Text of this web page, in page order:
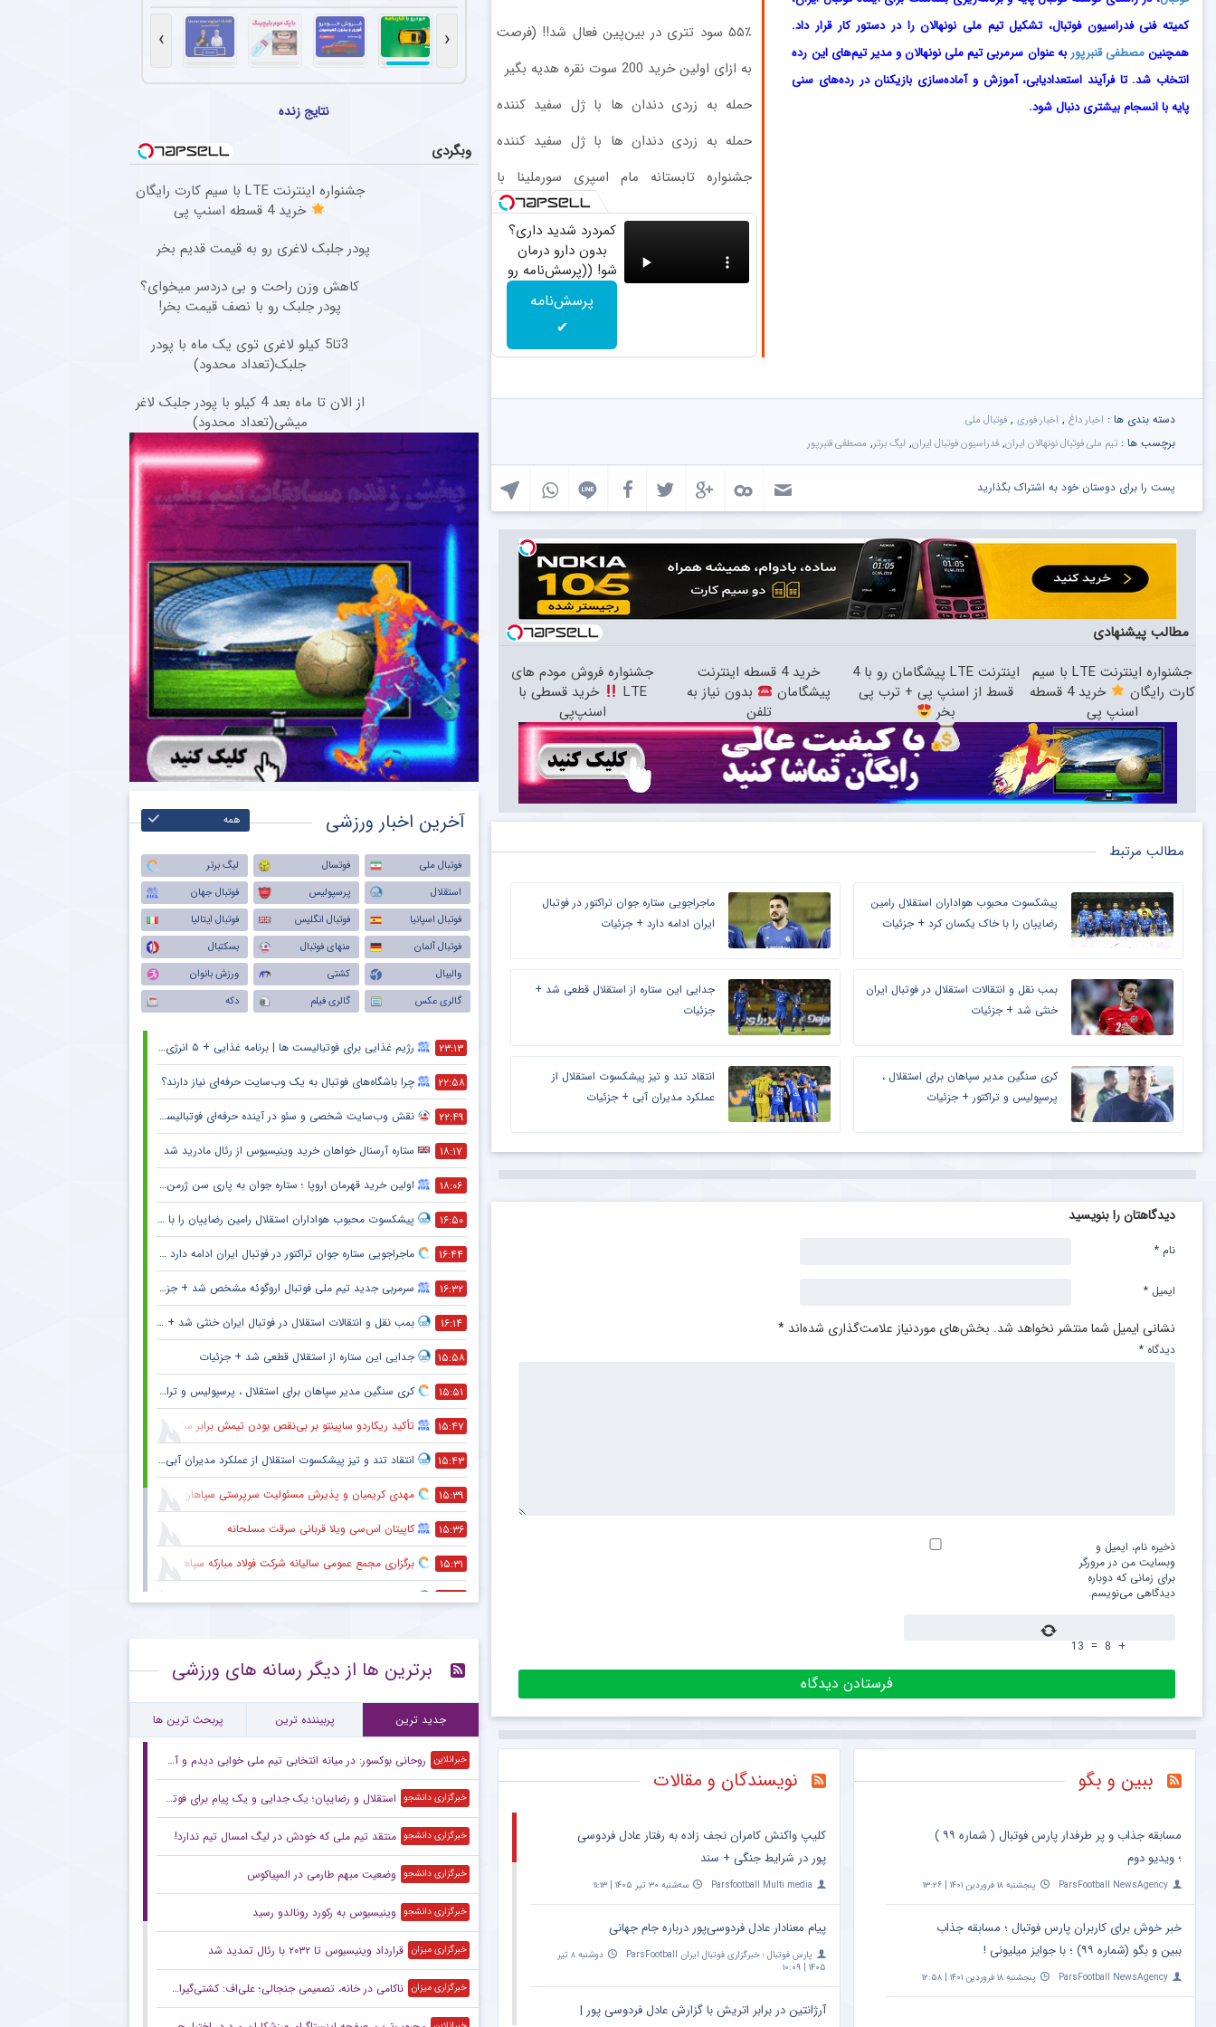
۵۵٪ سود تتری در بین‌پین فعال شد!! (فرصت
به ازای اولین خرید 200 سوت نقره هدیه بگیر
حمله به زردی دندان ها با ژل سفید کننده
حمله به زردی دندان ها با ژل سفید کننده
جشنواره تابستانه مام اسپری سورملینا با
کمردرد شدید داری؟
بدون دارو درمان
شو! ((پرسش‌نامه رو
پر کن))
پرسش‌نامه
✔
کمیته فنی فدراسیون فوتبال، تشکیل تیم ملی نونهالان را در دستور کار قرار داد.
همچنینمصطفی قنبرپوربه عنوان سرمربی تیم ملی نونهالان و مدیر تیم‌های این رده
انتخاب شد. تا فرآیند استعدادیابی، آموزش و آماده‌سازی بازیکنان در رده‌های سنی
پایه با انسجام بیشتری دنبال شود.
دسته بندی ها : اخبار داغ , اخبار فوری , فوتبال ملی
برچسب ها : تیم ملی فوتبال نونهالان ایران, فدراسیون فوتبال ایران, لیگ برتر, مصطفی قنبرپور
پست را برای دوستان خود به اشتراک بگذارید
مطالب پیشنهادی
جشنواره اینترنت LTE با سیم
کارت رایگان
خرید 4 قسطه
اسنپ پی
اینترنت LTE پیشگامان رو با 4
قسط از اسنپ پی + ترب پی
بخر
خرید 4 قسطه اینترنت
پیشگامان
بدون نیاز به
تلفن
جشنواره فروش مودم های
LTE
خرید قسطی با
اسنپ‌پی
مطالب مرتبط
پیشکسوت محبوب هواداران استقلال رامین
رضاییان را با خاک یکسان کرد + جزئیات
ماجراجویی ستاره جوان تراکتور در فوتبال
ایران ادامه دارد + جزئیات
بمب نقل و انتقالات استقلال در فوتبال ایران
خنثی شد + جزئیات
جدایی این ستاره از استقلال قطعی شد +
جزئیات
کری سنگین مدیر سپاهان برای استقلال ،
پرسپولیس و تراکتور + جزئیات
انتقاد تند و تیز پیشکسوت استقلال از
عملکرد مدیران آبی + جزئیات
دیدگاهتان را بنویسید
نشانی ایمیل شما منتشر نخواهد شد. بخش‌های موردنیاز علامت‌گذاری شده‌اند *
دیدگاه *
نام *
ایمیل *
ذخیره نام، ایمیل و
وبسایت من در مرورگر
برای زمانی که دوباره
دیدگاهی می‌نویسم.
+
8
=
13
ببین و بگو
مسابقه جذاب و پر طرفدار پارس فوتبال ( شماره ۹۹ )
؛ ویدیو دوم
ParsFootball NewsAgency پنجشنبه ۱۸ فروردین ۱۴۰۱ | ۱۳:۲۶
خبر خوش برای کاربران پارس فوتبال ؛ مسابقه جذاب
ببین و بگو (شماره ۹۹) ؛ با جوایز میلیونی !
ParsFootball NewsAgency پنجشنبه ۱۸ فروردین ۱۴۰۱ | ۱۲:۵۸
نویسندگان و مقالات
کلیپ واکنش کامران نجف زاده به رفتار عادل فردوسی
پور در شرایط جنگی + سند
Parsfootball Multi media سه‌شنبه ۳۰ تیر ۱۴۰۵ | ۱۱:۱۳
پیام معنادار عادل فردوسی‌پور درباره جام جهانی
پارس فوتبال ؛ خبرگزاری فوتبال ایران ParsFootball
دوشنبه ۸ تیر
۱۴۰۵ | ۱۰:۰۹
آرژانتین در برابر اتریش با گزارش عادل فردوسی پور |
تیم فوتبال پرسپولیس در مسابقات پیش فصل شکستی نداشته و توانسته گل های زیادی را به ثمر برساند.
اخبار حذف ستاره گابنی از لیست بازیکنان استقلال به خاطر محدودیت نقل‌وانتقالاتی
به نظر می‌رسد که تیم فوتبال پرسپولیس در حالی وارد مسابقات لیگ برتر خواهد شد که مربی جدیدی به
ستاره فصل گذشته آریو اسلامشهر به چادرملو ملحق شد + عکس
‹
›
نتایج زنده
وبگردی
جشنواره اینترنت LTE با سیم کارت رایگان
خرید 4 قسطه اسنپ پی
پودر جلبک لاغری رو به قیمت قدیم بخر
کاهش وزن راحت و بی دردسر میخوای؟
پودر جلبک رو با نصف قیمت بخر!
3تا5 کیلو لاغری توی یک ماه با پودر
جلبک(تعداد محدود)
از الان تا ماه بعد 4 کیلو با پودر جلبک لاغر
میشی(تعداد محدود)
آخرین اخبار ورزشی همه
فوتبال ملی فوتسال
لیگ برتر
استقلال
پرسپولیس
فوتبال جهان
فوتبال اسپانیا
فوتبال انگلیس
فوتبال ایتالیا
فوتبال آلمان
منهای فوتبال
بسکتبال
والیبال
کشتی
ورزش بانوان
گالری عکس
گالری فیلم دکه
۲۳:۱۳ رژیم غذایی برای فوتبالیست ها | برنامه غذایی + ۵ انرژی زا
۲۲:۵۸ چرا باشگاه‌های فوتبال به یک وب‌سایت حرفه‌ای نیاز دارند؟
۲۲:۴۹ نقش وب‌سایت شخصی و سئو در آینده حرفه‌ای فوتبالیست‌ها و مربیان
۱۸:۱۷ ستاره آرسنال خواهان خرید وینیسیوس از رئال مادرید شد
۱۸:۰۶ اولین خرید قهرمان اروپا ؛ ستاره جوان به پاری سن ژرمن می رود
۱۶:۵۰ پیشکسوت محبوب هواداران استقلال رامین رضاییان را با خاک یکسان کرد + جزئیات
۱۶:۴۴ ماجراجویی ستاره جوان تراکتور در فوتبال ایران ادامه دارد + جزئیات
۱۶:۳۲ سرمربی جدید تیم ملی فوتبال اروگوئه مشخص شد + جزئیات
۱۶:۱۴ بمب نقل و انتقالات استقلال در فوتبال ایران خنثی شد + جزئیات
۱۵:۵۸ جدایی این ستاره از استقلال قطعی شد + جزئیات
۱۵:۵۱ کری سنگین مدیر سپاهان برای استقلال ، پرسپولیس و تراکتور + جزئیات
۱۵:۴۷ تأکید ریکاردو ساپینتو بر بی‌نقص بودن تیمش برابر سالزبورگ
۱۵:۴۳ انتقاد تند و تیز پیشکسوت استقلال از عملکرد مدیران آبی + جزئیات
۱۵:۳۹ مهدی کریمیان و پذیرش مسئولیت سرپرستی سپاهان
۱۵:۳۶ کاپیتان اس‌سی ویلا قربانی سرقت مسلحانه
۱۵:۳۱ برگزاری مجمع عمومی سالیانه شرکت فولاد مبارکه سپاهان
۱۵:۲۸
۱۵:۲۴ استقلال و روزهای دشوار با پنجره نقل‌وانتقالاتی بسته
۱۲:۲۷ پیام مهم پیشکسوت پرسپولیس برای هواداران سرخ + جزئیات
برترین ها از دیگر رسانه های ورزشی
جدید ترین پربیننده ترین پربحث ترین ها
خبرانلاین روحانی بوکسور: در میانه انتخابی تیم ملی خوابی دیدم و آمدم طلبه شدم!
خبرگزاری دانشجو استقلال و رضاییان؛ یک جدایی و یک پیام برای فوتبال ایران
خبرگزاری دانشجو منتقد تیم ملی که خودش در لیگ امسال تیم ندارد!
خبرگزاری دانشجو وضعیت مبهم طارمی در المپیاکوس
خبرگزاری دانشجو وینیسیوس به رکورد رونالدو رسید
خبرگزاری میزان قرارداد وینیسیوس تا ۲۰۳۲ با رئال‌ تمدید شد
خبرگزاری میزان ناکامی در خانه، تصمیمی جنجالی؛ علی‌اف: کشتی‌گیران با اضافه‌وزن از تیم ملی اخراج می‌شوند!